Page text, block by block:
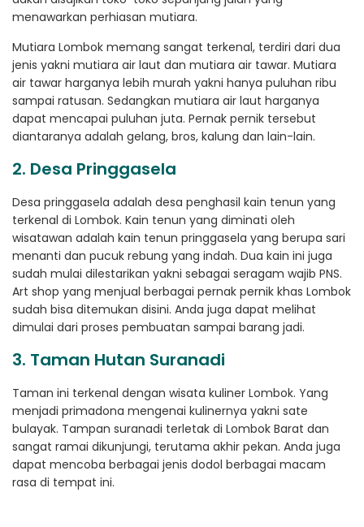
menawarkan perhiasan mutiara.
Mutiara Lombok memang sangat terkenal, terdiri dari dua
jenis yakni mutiara air laut dan mutiara air tawar. Mutiara
air tawar harganya lebih murah yakni hanya puluhan ribu
sampai ratusan. Sedangkan mutiara air laut harganya
dapat mencapai puluhan juta. Pernak pernik tersebut
diantaranya adalah gelang, bros, kalung dan lain-lain.
2. Desa Pringgasela
Desa pringgasela adalah desa penghasil kain tenun yang
terkenal di Lombok. Kain tenun yang diminati oleh
wisatawan adalah kain tenun pringgasela yang berupa sari
menanti dan pucuk rebung yang indah. Dua kain ini juga
sudah mulai dilestarikan yakni sebagai seragam wajib PNS.
Art shop yang menjual berbagai pernak pernik khas Lombok
sudah bisa ditemukan disini. Anda juga dapat melihat
dimulai dari proses pembuatan sampai barang jadi.
3. Taman Hutan Suranadi
Taman ini terkenal dengan wisata kuliner Lombok. Yang
menjadi primadona mengenai kulinernya yakni sate
bulayak. Tampan suranadi terletak di Lombok Barat dan
sangat ramai dikunjungi, terutama akhir pekan. Anda juga
dapat mencoba berbagai jenis dodol berbagai macam
rasa di tempat ini.